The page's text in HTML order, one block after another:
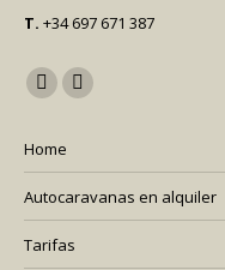
T. +34 697 671 387
Encuéntranos en:
Home
Autocaravanas en alquiler
Tarifas